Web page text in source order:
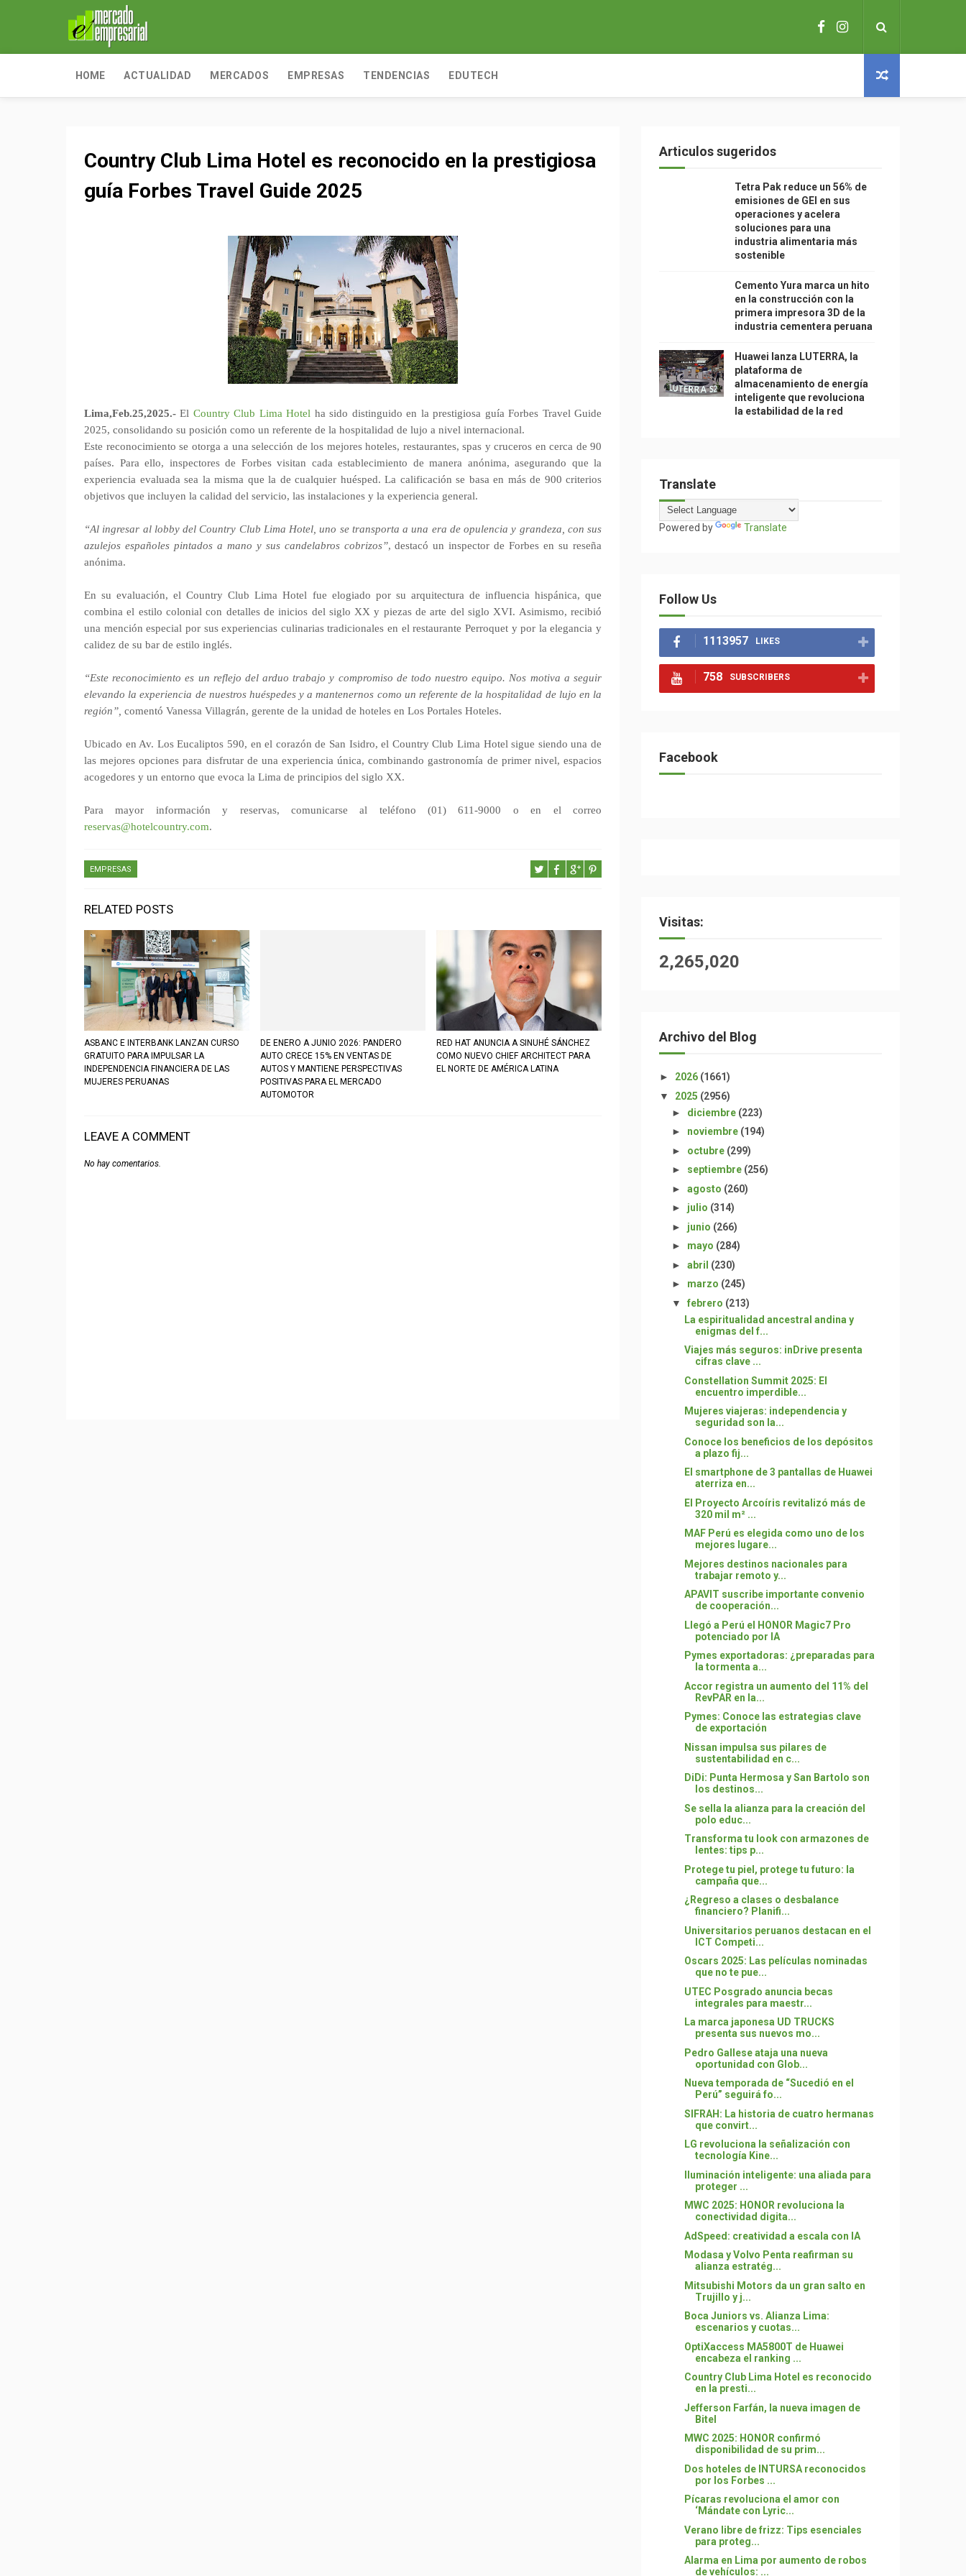
HOME ACTUALIDAD MERCADOS EMPRESAS TENDENCIAS EDUTECH
Country Club Lima Hotel es reconocido en la prestigiosa
guía Forbes Travel Guide 2025
Lima,Feb.25,2025.- El Country Club Lima Hotel ha sido distinguido en la prestigiosa guía Forbes Travel Guide
2025, consolidando su posición como un referente de la hospitalidad de lujo a nivel internacional.
Este reconocimiento se otorga a una selección de los mejores hoteles, restaurantes, spas y cruceros en cerca de 90
países. Para ello, inspectores de Forbes visitan cada establecimiento de manera anónima, asegurando que la
experiencia evaluada sea la misma que la de cualquier huésped. La calificación se basa en más de 900 criterios
objetivos que incluyen la calidad del servicio, las instalaciones y la experiencia general.
“Al ingresar al lobby del Country Club Lima Hotel, uno se transporta a una era de opulencia y grandeza, con sus
azulejos españoles pintados a mano y sus candelabros cobrizos”, destacó un inspector de Forbes en su reseña
anónima.
En su evaluación, el Country Club Lima Hotel fue elogiado por su arquitectura de influencia hispánica, que
combina el estilo colonial con detalles de inicios del siglo XX y piezas de arte del siglo XVI. Asimismo, recibió
una mención especial por sus experiencias culinarias tradicionales en el restaurante Perroquet y por la elegancia y
calidez de su bar de estilo inglés.
“Este reconocimiento es un reflejo del arduo trabajo y compromiso de todo nuestro equipo. Nos motiva a seguir
elevando la experiencia de nuestros huéspedes y a mantenernos como un referente de la hospitalidad de lujo en la
región”, comentó Vanessa Villagrán, gerente de la unidad de hoteles en Los Portales Hoteles.
Ubicado en Av. Los Eucaliptos 590, en el corazón de San Isidro, el Country Club Lima Hotel sigue siendo una de
las mejores opciones para disfrutar de una experiencia única, combinando gastronomía de primer nivel, espacios
acogedores y un entorno que evoca la Lima de principios del siglo XX.
Para mayor información y reservas, comunicarse al teléfono (01) 611-9000 o en el correo
reservas@hotelcountry.com.
EMPRESAS
RELATED POSTS
ASBANC E INTERBANK LANZAN CURSO
GRATUITO PARA IMPULSAR LA
INDEPENDENCIA FINANCIERA DE LAS
MUJERES PERUANAS
DE ENERO A JUNIO 2026: PANDERO
AUTO CRECE 15% EN VENTAS DE
AUTOS Y MANTIENE PERSPECTIVAS
POSITIVAS PARA EL MERCADO
AUTOMOTOR
RED HAT ANUNCIA A SINUHÉ SÁNCHEZ
COMO NUEVO CHIEF ARCHITECT PARA
EL NORTE DE AMÉRICA LATINA
LEAVE A COMMENT
No hay comentarios.
Articulos sugeridos
Tetra Pak reduce un 56% de
emisiones de GEI en sus
operaciones y acelera
soluciones para una
industria alimentaria más
sostenible
Cemento Yura marca un hito
en la construcción con la
primera impresora 3D de la
industria cementera peruana
Huawei lanza LUTERRA, la
plataforma de
almacenamiento de energía
inteligente que revoluciona
la estabilidad de la red
Translate
Powered by Translate
Follow Us
1113957 LIKES
758 SUBSCRIBERS
Facebook
Visitas:
2,265,020
Archivo del Blog
► 2026 (1661)
▼ 2025 (2956)
► diciembre (223)
► noviembre (194)
► octubre (299)
► septiembre (256)
► agosto (260)
► julio (314)
► junio (266)
► mayo (284)
► abril (230)
► marzo (245)
▼ febrero (213)
La espiritualidad ancestral andina y
enigmas del f...
Viajes más seguros: inDrive presenta
cifras clave ...
Constellation Summit 2025: El
encuentro imperdible...
Mujeres viajeras: independencia y
seguridad son la...
Conoce los beneficios de los depósitos
a plazo fij...
El smartphone de 3 pantallas de Huawei
aterriza en...
El Proyecto Arcoíris revitalizó más de
320 mil m² ...
MAF Perú es elegida como uno de los
mejores lugare...
Mejores destinos nacionales para
trabajar remoto y...
APAVIT suscribe importante convenio
de cooperación...
Llegó a Perú el HONOR Magic7 Pro
potenciado por IA
Pymes exportadoras: ¿preparadas para
la tormenta a...
Accor registra un aumento del 11% del
RevPAR en la...
Pymes: Conoce las estrategias clave
de exportación
Nissan impulsa sus pilares de
sustentabilidad en c...
DiDi: Punta Hermosa y San Bartolo son
los destinos...
Se sella la alianza para la creación del
polo educ...
Transforma tu look con armazones de
lentes: tips p...
Protege tu piel, protege tu futuro: la
campaña que...
¿Regreso a clases o desbalance
financiero? Planifi...
Universitarios peruanos destacan en el
ICT Competi...
Oscars 2025: Las películas nominadas
que no te pue...
UTEC Posgrado anuncia becas
integrales para maestr...
La marca japonesa UD TRUCKS
presenta sus nuevos mo...
Pedro Gallese ataja una nueva
oportunidad con Glob...
Nueva temporada de “Sucedió en el
Perú” seguirá fo...
SIFRAH: La historia de cuatro hermanas
que convirt...
LG revoluciona la señalización con
tecnología Kine...
Iluminación inteligente: una aliada para
proteger ...
MWC 2025: HONOR revoluciona la
conectividad digita...
AdSpeed: creatividad a escala con IA
Modasa y Volvo Penta reafirman su
alianza estratég...
Mitsubishi Motors da un gran salto en
Trujillo y j...
Boca Juniors vs. Alianza Lima:
escenarios y cuotas...
OptiXaccess MA5800T de Huawei
encabeza el ranking ...
Country Club Lima Hotel es reconocido
en la presti...
Jefferson Farfán, la nueva imagen de
Bitel
MWC 2025: HONOR confirmó
disponibilidad de su prim...
Dos hoteles de INTURSA reconocidos
por los Forbes ...
Pícaras revoluciona el amor con
‘Mándate con Lyric...
Verano libre de frizz: Tips esenciales
para proteg...
Alarma en Lima por aumento de robos
de vehículos: ...